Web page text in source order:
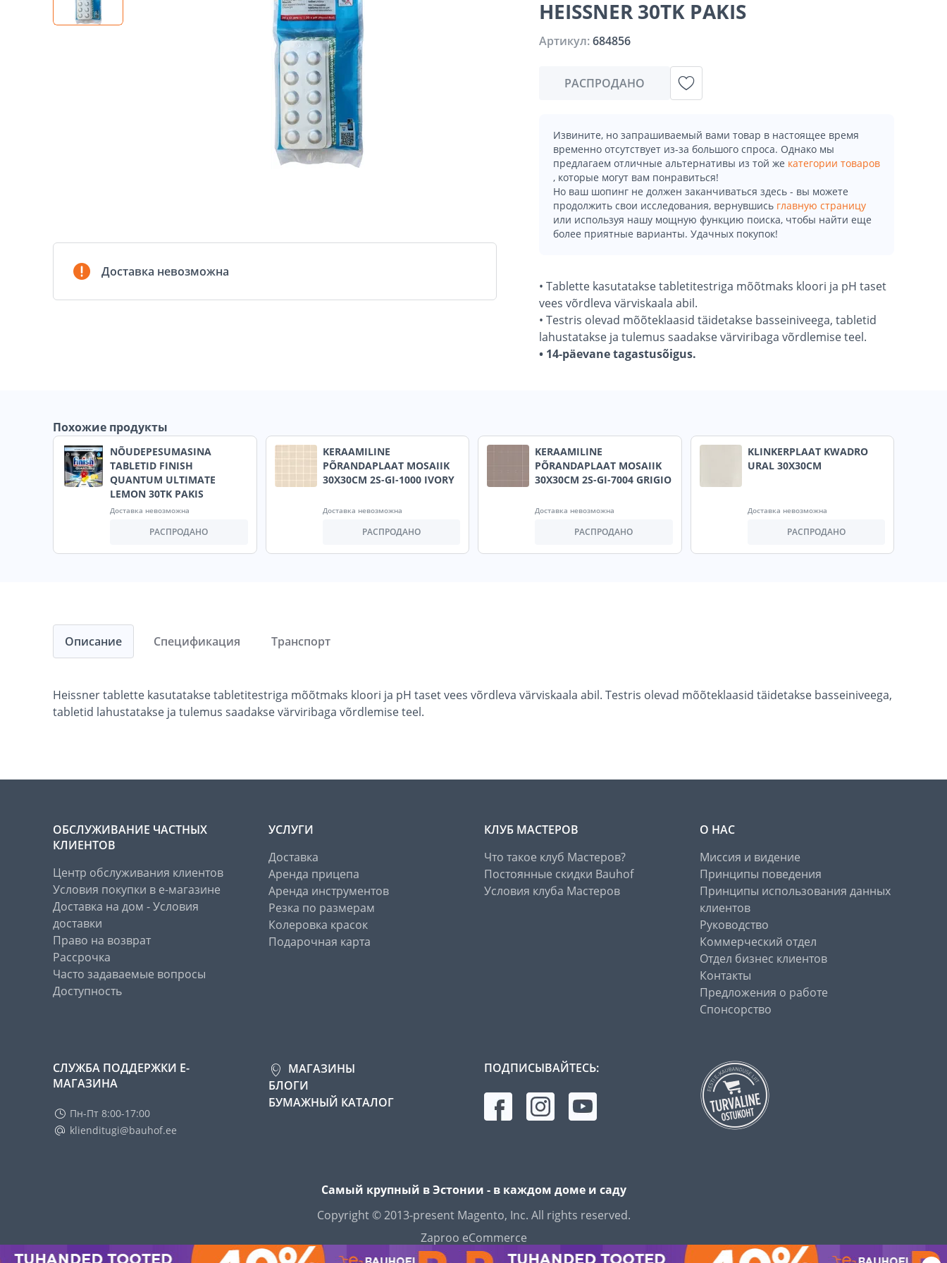
Доставка невозможна
HEISSNER 30TK PAKIS
Артикул:684856
РАСПРОДАНО
Извините, но запрашиваемый вами товар в настоящее время
временно отсутствует из-за большого спроса. Однако мы
предлагаем отличные альтернативы из той же категории товаров
, которые могут вам понравиться!
Но ваш шопинг не должен заканчиваться здесь - вы можете
продолжить свои исследования, вернувшись главную страницу
или используя нашу мощную функцию поиска, чтобы найти еще
более приятные варианты. Удачных покупок!
• Tablette kasutatakse tabletitestriga mõõtmaks kloori ja pH taset
vees võrdleva värviskaala abil.
• Testris olevad mõõteklaasid täidetakse basseiniveega, tabletid
lahustatakse ja tulemus saadakse värviribaga võrdlemise teel.
• 14-päevane tagastusõigus.
Похожие продукты
NÕUDEPESUMASINA
TABLETID FINISH
QUANTUM ULTIMATE
LEMON 30TK PAKIS
Доставка невозможна
РАСПРОДАНО
KERAAMILINE
PÕRANDAPLAAT MOSAIIK
30X30CM 2S-GI-1000 IVORY
Доставка невозможна
РАСПРОДАНО
KERAAMILINE
PÕRANDAPLAAT MOSAIIK
30X30CM 2S-GI-7004 GRIGIO
Доставка невозможна
РАСПРОДАНО
KLINKERPLAAT KWADRO
URAL 30X30CM
Доставка невозможна
РАСПРОДАНО
Описание
Heissner tablette kasutatakse tabletitestriga mõõtmaks kloori ja pH taset vees võrdleva värviskaala abil. Testris olevad mõõteklaasid täidetakse basseiniveega,
tabletid lahustatakse ja tulemus saadakse värviribaga võrdlemise teel.
Спецификация Транспорт
ОБСЛУЖИВАНИЕ ЧАСТНЫХ
КЛИЕНТОВ
Центр обслуживания клиентов
Условия покупки в е-магазине
Доставка на дом - Условия
доставки
Право на возврат
Рассрочка
Часто задаваемые вопросы
Доступность
УСЛУГИ
Доставка
Аренда прицепа
Аренда инструментов
Резка по размерам
Колеровка красок
Подарочная карта
КЛУБ МАСТЕРОВ
Что такое клуб Мастеров?
Постоянные скидки Bauhof
Условия клуба Мастеров
О НАС
Миссия и видение
Принципы поведения
Принципы использования данных
клиентов
Руководство
Коммерческий отдел
Отдел бизнес клиентов
Контакты
Предложения о работе
Спонсорство
СЛУЖБА ПОДДЕРЖКИ Е-
МАГАЗИНА
Пн-Пт 8:00-17:00
klienditugi@bauhof.ee
МАГАЗИНЫ
БЛОГИ
БУМАЖНЫЙ КАТАЛОГ
ПОДПИСЫВАЙТЕСЬ:
Самый крупный в Эстонии - в каждом доме и саду
Copyright © 2013-present Magento, Inc. All rights reserved.
Zaproo eCommerce